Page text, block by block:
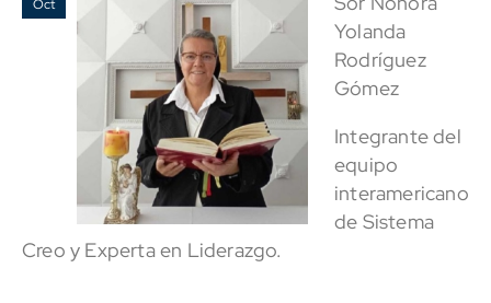
Oct
Yolanda
Rodríguez
Gómez
Integrante del
equipo
interamericano
de Sistema
Creo y Experta en Liderazgo.